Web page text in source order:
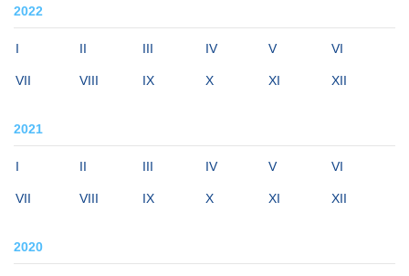
2022
I II III IV V VI
VII VIII IX X XI XII
2021
I II III IV V VI
VII VIII IX X XI XII
2020